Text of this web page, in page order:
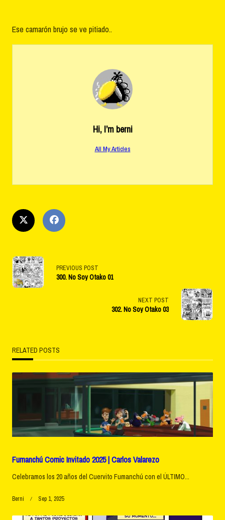
Ese camarón brujo se ve pitiado..
Hi, I’m berni
All My Articles
<span
class="nav-
reader-
text">Page</span>
PREVIOUS POST
300. No Soy Otako 01
NEXT POST
302. No Soy Otako 03
RELATED POSTS
Fumanchú Comic Invitado 2025 | Carlos Valarezo
Celebramos los 20 años del Cuervito Fumanchú con el ÚLTIMO...
Berni Sep 1, 2025